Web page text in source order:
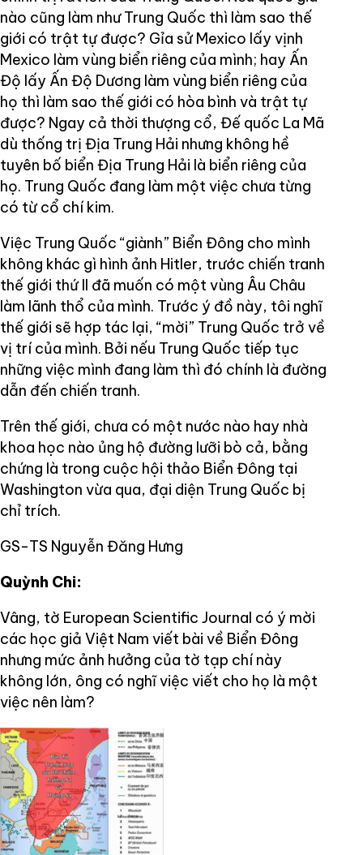
nào cũng làm như Trung Quốc thì làm sao thế
giới có trật tự được? Gỉa sử Mexico lấy vịnh
Mexico làm vùng biển riêng của mình; hay Ấn
Độ lấy Ấn Độ Dương làm vùng biển riêng của
họ thì làm sao thế giới có hòa bình và trật tự
được? Ngay cả thời thượng cổ, Đế quốc La Mã
dù thống trị Địa Trung Hải nhưng không hề
tuyên bố biển Địa Trung Hải là biển riêng của
họ. Trung Quốc đang làm một việc chưa từng
có từ cổ chí kim.
Việc Trung Quốc “giành” Biển Đông cho mình
không khác gì hình ảnh Hitler, trước chiến tranh
thế giới thứ II đã muốn có một vùng Âu Châu
làm lãnh thổ của mình. Trước ý đồ này, tôi nghĩ
thế giới sẽ hợp tác lại, “mời” Trung Quốc trở về
vị trí của mình. Bởi nếu Trung Quốc tiếp tục
những việc mình đang làm thì đó chính là đường
dẫn đến chiến tranh.
Trên thế giới, chưa có một nước nào hay nhà
khoa học nào ủng hộ đường lưỡi bò cả, bằng
chứng là trong cuộc hội thảo Biển Đông tại
Washington vừa qua, đại diện Trung Quốc bị
chỉ trích.
GS-TS Nguyễn Đăng Hưng
Quỳnh Chi:
Vâng, tờ European Scientific Journal có ý mời
các học giả Việt Nam viết bài về Biển Đông
nhưng mức ảnh hưởng của tờ tạp chí này
không lớn, ông có nghĩ việc viết cho họ là một
việc nên làm?